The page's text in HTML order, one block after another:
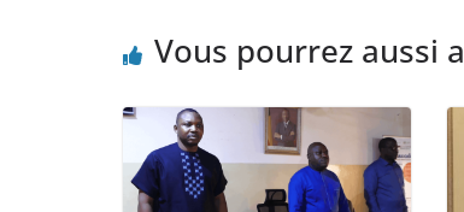
Vous pourrez aussi